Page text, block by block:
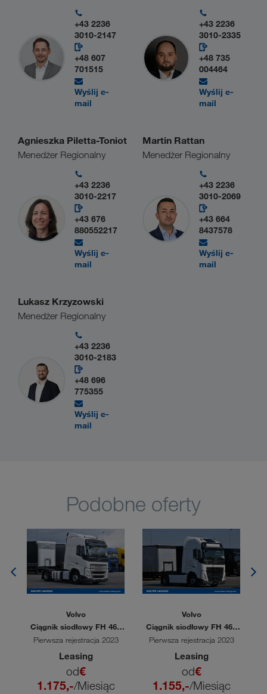
+43 2236
3010-2147
+48 607
701515
Wyślij e-
mail
+43 2236
3010-2335
+48 735
004464
Wyślij e-
mail
Agnieszka Piletta-Toniot
Menedżer Regionalny
+43 2236
3010-2217
+43 676
880552217
Wyślij e-
mail
Martin Rattan
Menedżer Regionalny
+43 2236
3010-2069
+43 664
8437578
Wyślij e-
mail
Lukasz Krzyzowski
Menedżer Regionalny
+43 2236
3010-2183
+48 696
775355
Wyślij e-
mail
Podobne oferty
Volvo
Ciągnik siodłowy FH 460
TC
Pierwsza rejestracja 2023
Leasing
od€
1.175,-/Miesiąc
Volvo
Ciągnik siodłowy FH 460
TC
Pierwsza rejestracja 2023
Leasing
od€
1.155,-/Miesiąc